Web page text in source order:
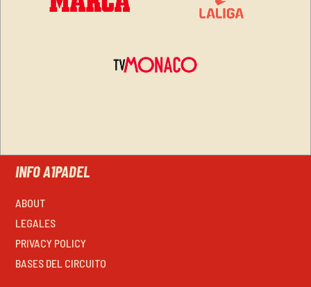
INFO A1PADEL
ABOUT
LEGALES
PRIVACY POLICY
BASES DEL CIRCUITO